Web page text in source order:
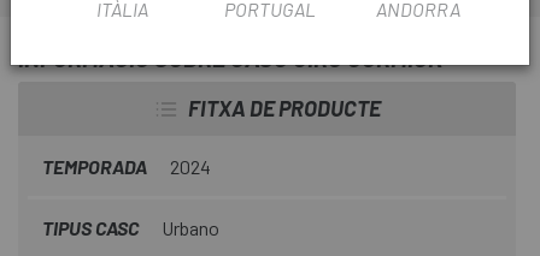
INFORMACIÓ SOBRE CASC GIRO CORMICK
FITXA DE PRODUCTE
TEMPORADA 2024
TIPUS CASC Urbano
ITÀLIA PORTUGAL ANDORRA